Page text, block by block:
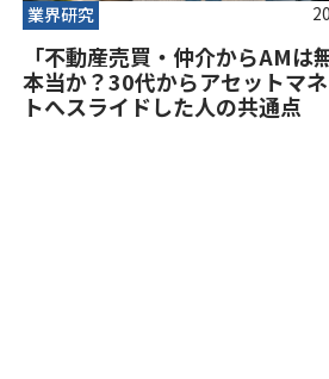
業界研究
「不動産売買・仲介からAMは
本当か？30代からアセットマ
トへスライドした人の共通点